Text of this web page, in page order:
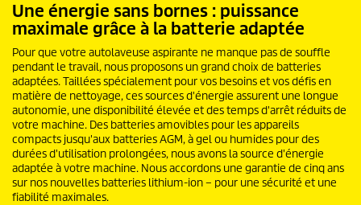
Une énergie sans bornes : puissance
maximale grâce à la batterie adaptée
Pour que votre autolaveuse aspirante ne manque pas de souffle
pendant le travail, nous proposons un grand choix de batteries
adaptées. Taillées spécialement pour vos besoins et vos défis en
matière de nettoyage, ces sources d'énergie assurent une longue
autonomie, une disponibilité élevée et des temps d'arrêt réduits de
votre machine. Des batteries amovibles pour les appareils
compacts jusqu'aux batteries AGM, à gel ou humides pour des
durées d'utilisation prolongées, nous avons la source d'énergie
adaptée à votre machine. Nous accordons une garantie de cinq ans
sur nos nouvelles batteries lithium-ion – pour une sécurité et une
fiabilité maximales.